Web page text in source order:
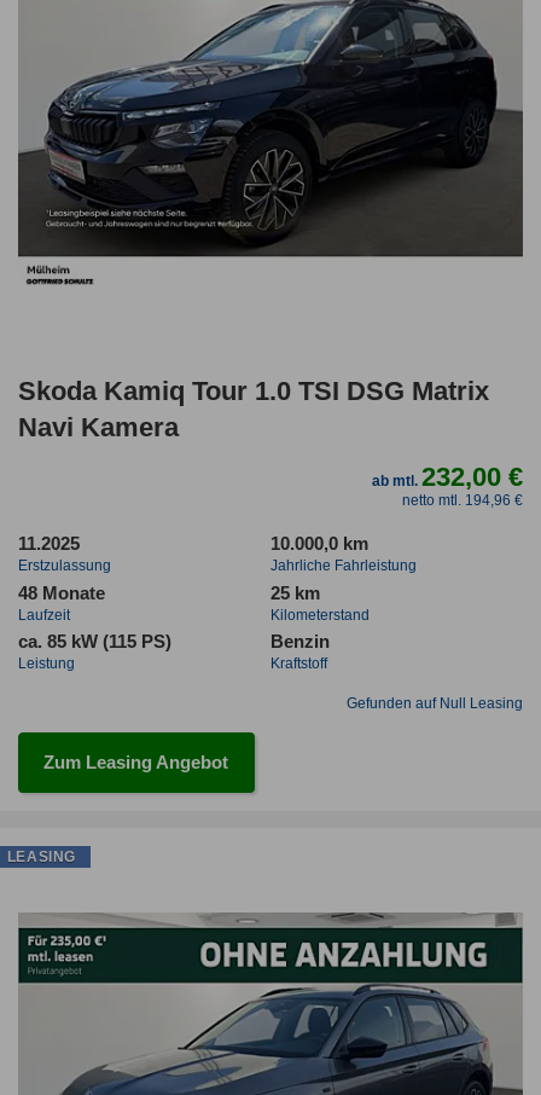
Skoda Kamiq Tour 1.0 TSI DSG Matrix
Navi Kamera
ab mtl.232,00 €
netto mtl. 194,96 €
11.2025
Erstzulassung
10.000,0 km
Jahrliche Fahrleistung
48 Monate
Laufzeit
25 km
Kilometerstand
ca. 85 kW (115 PS)
Leistung
Benzin
Kraftstoff
Gefunden auf Null Leasing
Zum Leasing Angebot
LEASING